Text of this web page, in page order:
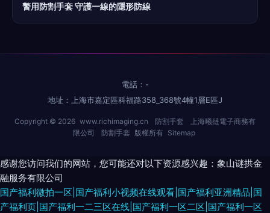
警用防割手套 守護一線的隱形防線
電話：-
地址：上海市嘉定區科福路358_368號4幢1層E區J
Copyright © 2026 www.richimaging.cn 防割手套
上海曦撻電子商務有
限公司
防割手套 版權所有 Sitemap
感谢您访问我们的网站，您可能还对以下资源感兴趣：象山谜拱金
融服务有限公司
国产福利微拍一区|国产福利小视频在线观看|国产福利亚洲精品|国
产福利页|国产福利一二三区在线|国产福利一区二区|国产福利一区